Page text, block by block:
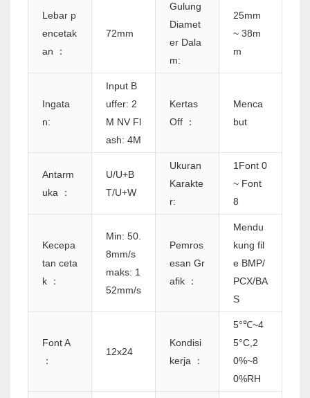
Lebar p
encetak
an ：
72mm
Gulung
Diamet
er Dala
m:
25mm
~ 38m
m
Ingata
n:
Input B
uffer: 2
M NV Fl
ash: 4M
Kertas
Off ：
Menca
but
Antarm
uka ：
U/U+B
T/U+W
Ukuran
Karakte
r:
1Font 0
~ Font
8
Kecepa
tan ceta
k ：
Min: 50.
8mm/s
maks: 1
52mm/s
Pemros
esan Gr
afik ：
Mendu
kung fil
e BMP/
PCX/BA
S
Font A
：
12x24
Kondisi
kerja ：
5°℃~4
5°C,2
0%~8
0%RH